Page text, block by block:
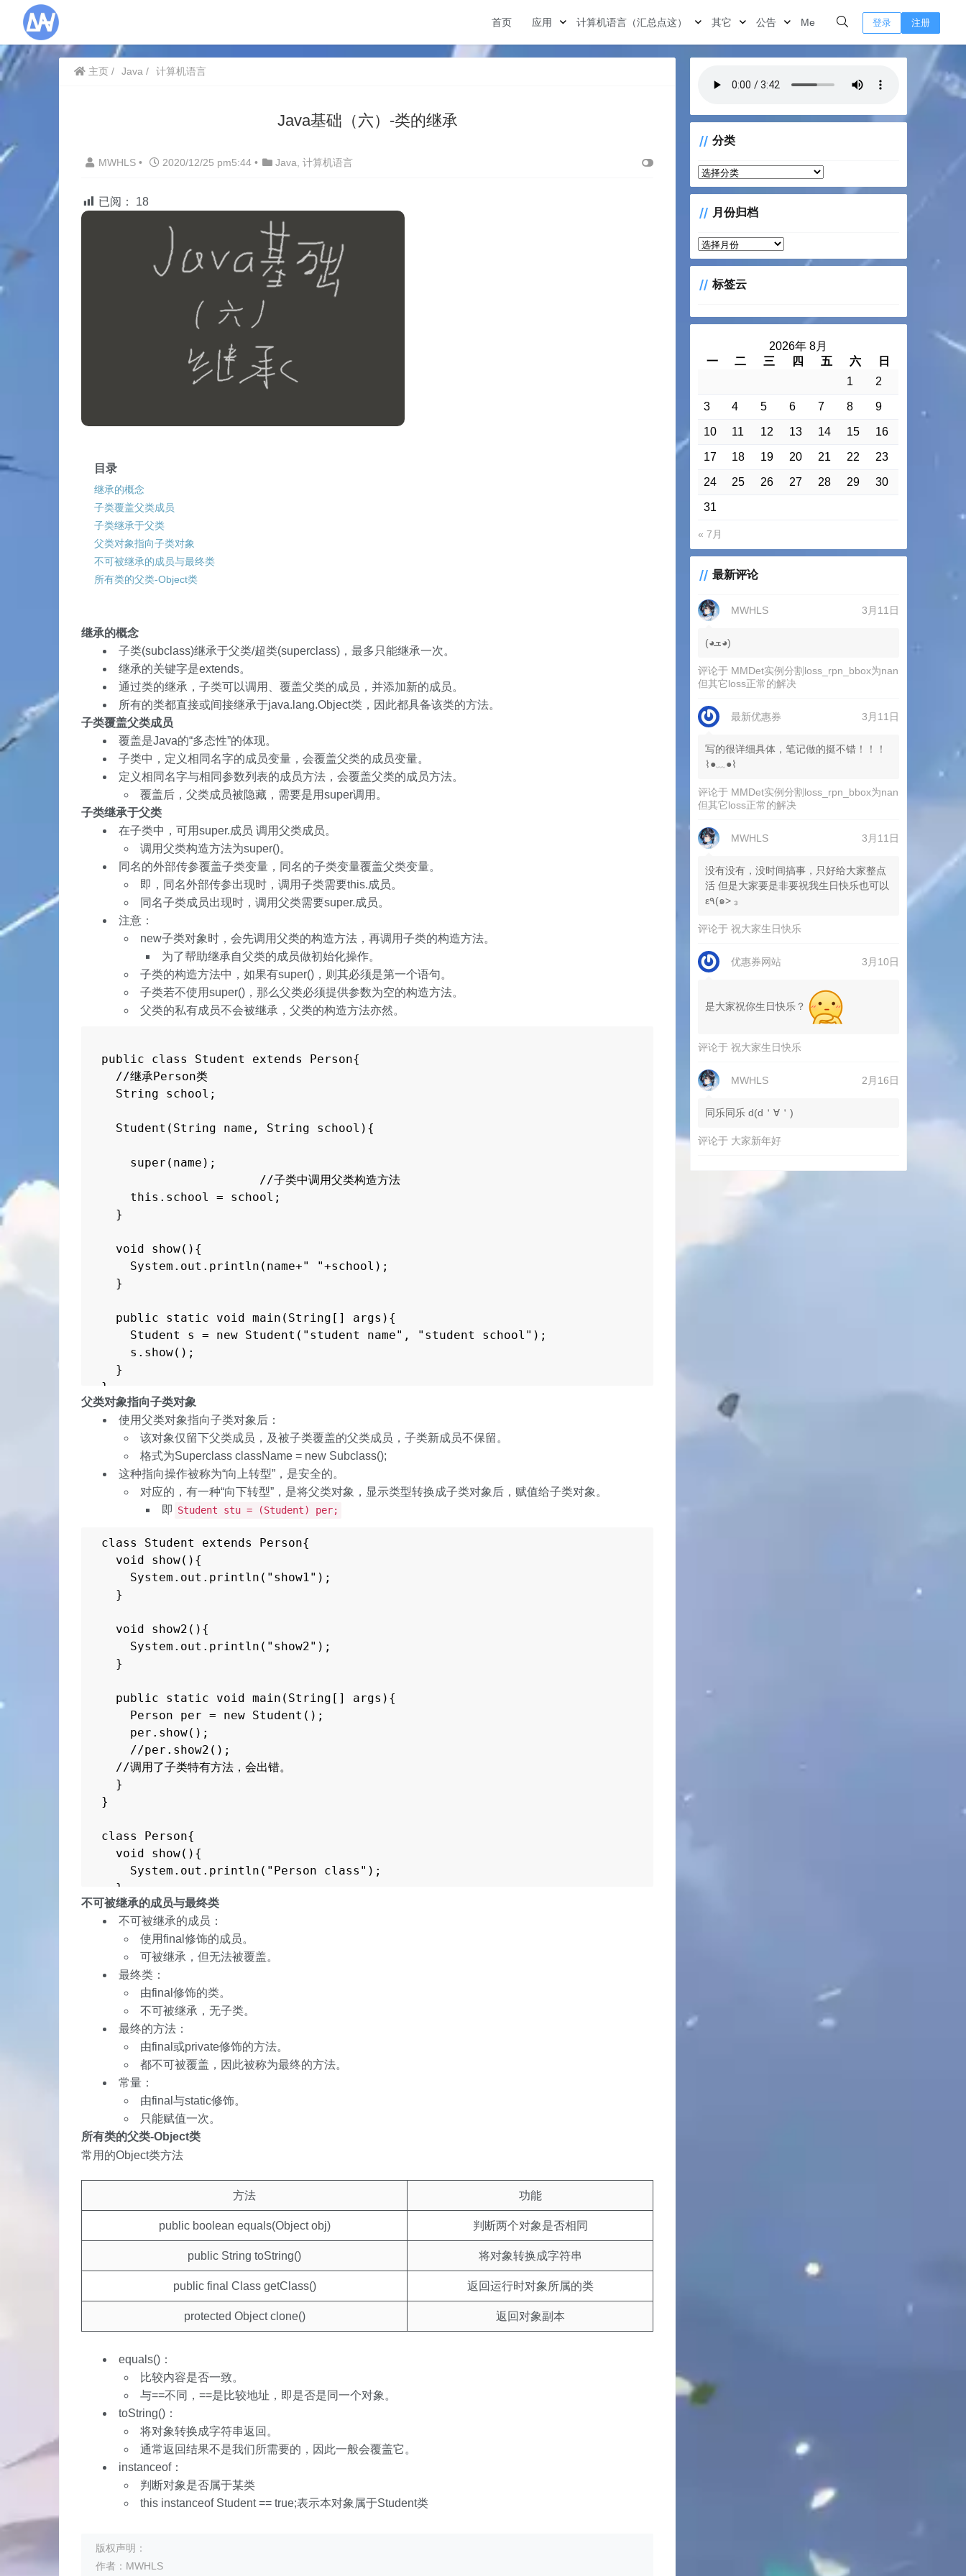
首页 应用 计算机语言（汇总点这） 其它 公告 Me 登录 注册
主页 Java 计算机语言
Java基础（六）-类的继承
MWHLS • 2020/12/25 pm5:44 • Java 计算机语言
已阅： 18
目录
继承的概念
子类覆盖父类成员
子类继承于父类
父类对象指向子类对象
不可被继承的成员与最终类
所有类的父类-Object类
继承的概念
子类(subclass)继承于父类/超类(superclass)，最多只能继承一次。
继承的关键字是extends。
通过类的继承，子类可以调用、覆盖父类的成员，并添加新的成员。
所有的类都直接或间接继承于java.lang.Object类，因此都具备该类的方法。
子类覆盖父类成员
覆盖是Java的“多态性”的体现。
子类中，定义相同名字的成员变量，会覆盖父类的成员变量。
定义相同名字与相同参数列表的成员方法，会覆盖父类的成员方法。
覆盖后，父类成员被隐藏，需要是用super调用。
子类继承于父类
在子类中，可用super.成员 调用父类成员。
调用父类构造方法为super()。
同名的外部传参覆盖子类变量，同名的子类变量覆盖父类变量。
即，同名外部传参出现时，调用子类需要this.成员。
同名子类成员出现时，调用父类需要super.成员。
注意：
new子类对象时，会先调用父类的构造方法，再调用子类的构造方法。
为了帮助继承自父类的成员做初始化操作。
子类的构造方法中，如果有super()，则其必须是第一个语句。
子类若不使用super()，那么父类必须提供参数为空的构造方法。
父类的私有成员不会被继承，父类的构造方法亦然。
public class Student extends Person{
  //继承Person类
  String school;
  Student(String name, String school){
    super(name);
                      //子类中调用父类构造方法
    this.school = school;
  }
  void show(){
    System.out.println(name+" "+school);
  }
  public static void main(String[] args){
    Student s = new Student("student name", "student school");
    s.show();
  }
}
class Person{
            //Person类
  String name;
  Person(String name){
    this.name = name;
}
父类对象指向子类对象
使用父类对象指向子类对象后：
该对象仅留下父类成员，及被子类覆盖的父类成员，子类新成员不保留。
格式为Superclass className = new Subclass();
这种指向操作被称为“向上转型”，是安全的。
对应的，有一种“向下转型”，是将父类对象，显示类型转换成子类对象后，赋值给子类对象。
即 Student stu = (Student) per;
class Student extends Person{
  void show(){
    System.out.println("show1");
  }
  void show2(){
    System.out.println("show2");
  }
  public static void main(String[] args){
    Person per = new Student();
    per.show();
    //per.show2();
  //调用了子类特有方法，会出错。
  }
}
class Person{
  void show(){
    System.out.println("Person class");
  }
}
不可被继承的成员与最终类
不可被继承的成员：
使用final修饰的成员。
可被继承，但无法被覆盖。
最终类：
由final修饰的类。
不可被继承，无子类。
最终的方法：
由final或private修饰的方法。
都不可被覆盖，因此被称为最终的方法。
常量：
由final与static修饰。
只能赋值一次。
所有类的父类-Object类
常用的Object类方法
方法 功能
public boolean equals(Object obj) 判断两个对象是否相同
public String toString() 将对象转换成字符串
public final Class getClass() 返回运行时对象所属的类
protected Object clone() 返回对象副本
equals()：
比较内容是否一致。
与==不同，==是比较地址，即是否是同一个对象。
toString()：
将对象转换成字符串返回。
通常返回结果不是我们所需要的，因此一般会覆盖它。
instanceof：
判断对象是否属于某类
this instanceof Student == true;表示本对象属于Student类
版权声明：
作者：MWHLS
分类
分
类
月份归档
月
份
档 标签云
2026年 8月
一
二 三 四 五 六
日
1
2
3 4 5 6 7 8 9
10 11 12 13 14 15 16
17 18 19 20 21 22 23
24 25 26 27 28 29 30
31
« 7月
最新评论
MWHLS 3月11日
(◕ܫ◕)
评论于 MMDet实例分割loss_rpn_bbox为nan
但其它loss正常的解决
最新优惠券 3月11日
写的很详细具体，笔记做的挺不错！！！
⌇●﹏●⌇
评论于 MMDet实例分割loss_rpn_bbox为nan
但其它loss正常的解决
MWHLS 3月11日
没有没有，没时间搞事，只好给大家整点
活 但是大家要是非要祝我生日快乐也可以
ε٩(๑> ₃
评论于祝大家生日快乐
优惠券网站 3月10日
是大家祝你生日快乐？
评论于祝大家生日快乐
MWHLS 2月16日
同乐同乐 d(d＇∀＇)
评论于 大家新年好